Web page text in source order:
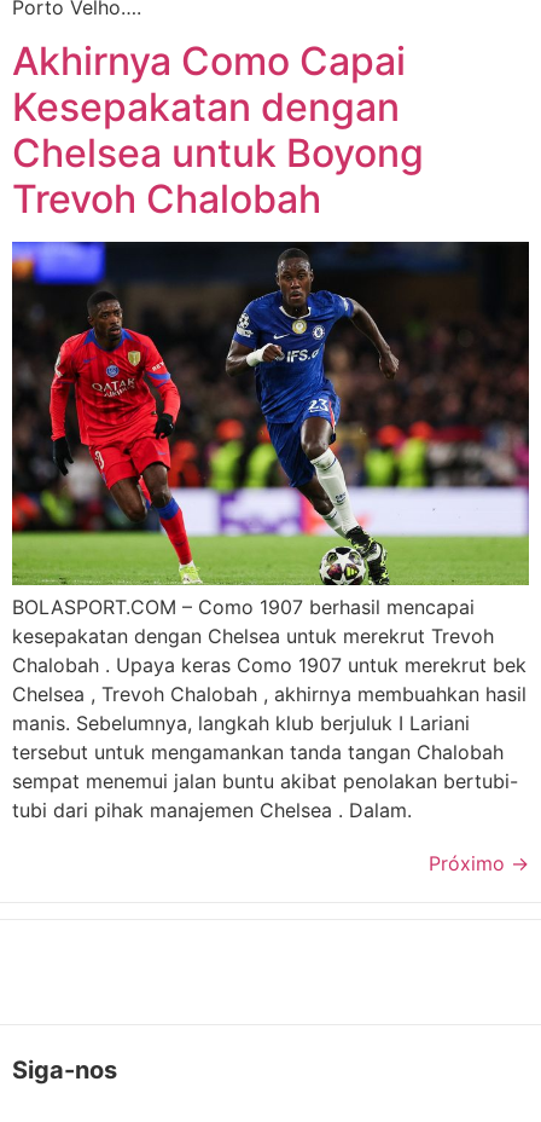
Porto Velho….
Akhirnya Como Capai
Kesepakatan dengan
Chelsea untuk Boyong
Trevoh Chalobah
BOLASPORT.COM – Como 1907 berhasil mencapai
kesepakatan dengan Chelsea untuk merekrut Trevoh
Chalobah . Upaya keras Como 1907 untuk merekrut bek
Chelsea , Trevoh Chalobah , akhirnya membuahkan hasil
manis. ​Sebelumnya, langkah klub berjuluk I Lariani
tersebut untuk mengamankan tanda tangan Chalobah
sempat menemui jalan buntu akibat penolakan bertubi-
tubi dari pihak manajemen Chelsea . ​Dalam.
Próximo →
Siga-nos